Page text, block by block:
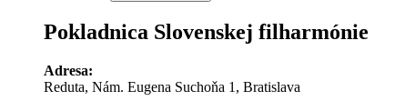
Pokladnica Slovenskej filharmónie
Adresa:
Reduta, Nám. Eugena Suchoňa 1, Bratislava